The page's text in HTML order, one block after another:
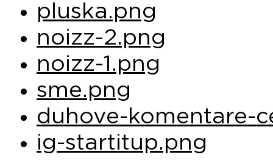
pluska.png
noizz-2.png
noizz-1.png
sme.png
duhove-komentare-
ig-startitup.png